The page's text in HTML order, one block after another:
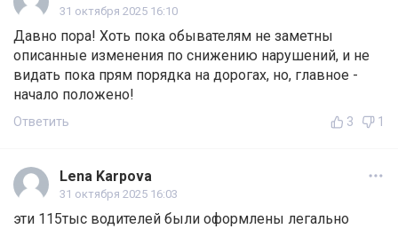
31 октября 2025 16:10
Давно пора! Хоть пока обывателям не заметны
описанные изменения по снижению нарушений, и не
видать пока прям порядка на дорогах, но, главное -
начало положено!
Ответить 3 1
Lena Karpova
31 октября 2025 16:03
эти 115тыс водителей были оформлены легально